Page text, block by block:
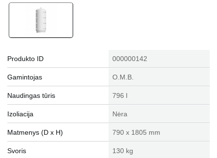
Produkto ID 000000142
Gamintojas O.M.B.
Naudingas tūris 796 l
Izoliacija Nėra
Matmenys (D x H) 790 x 1805 mm
Svoris 130 kg